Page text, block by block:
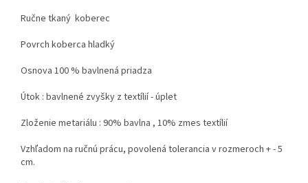
Ručne tkaný koberec
Povrch koberca hladký
Osnova 100 % bavlnená priadza
Útok : bavlnené zvyšky z textílií - úplet
Zloženie metariálu : 90% bavlna , 10% zmes textílií
Vzhľadom na ručnú prácu, povolená tolerancia v rozmeroch + - 5
cm.